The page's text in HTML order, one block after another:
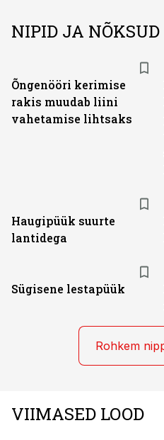
NIPID JA NÕKSUD
Õngenööri kerimise
rakis muudab liini
vahetamise lihtsaks
Haugipüük suurte
lantidega
Sügisene lestapüük
Rohkem
VIIMASED LOOD